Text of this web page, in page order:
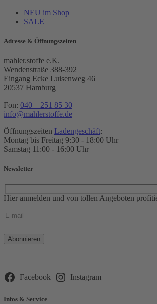
NEU im Shop
SALE
Adresse & Öffnungszeiten
mahler.stoffe e.K.
Wendenstraße 388-392
Eingang Ecke Luisenweg 46
20537 Hamburg
Fon: 040 – 251 85 30
info@mahlerstoffe.de
Öffnungszeiten Ladengeschäft:
Montag bis Freitag 9:30 - 18:00 Uhr
Samstag 11:00 - 16:00 Uhr
Newsletter
Hier anmelden und von tollen Angeboten
Bitte
lasse
leer.
Facebook Instagram
Infos & Service